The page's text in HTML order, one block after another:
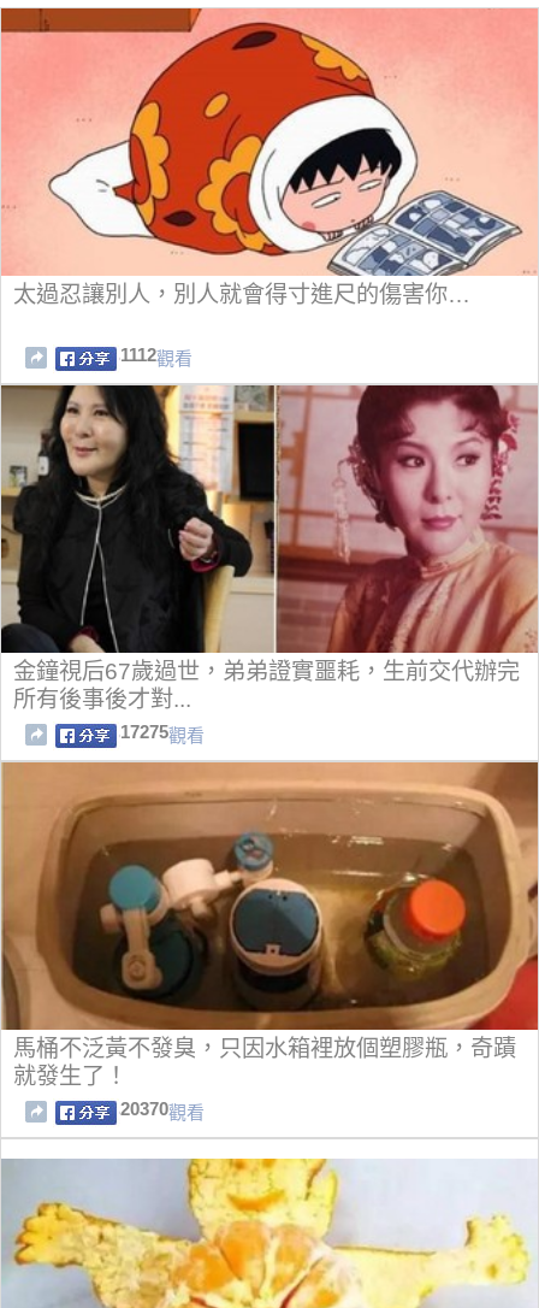
太過忍讓別人，別人就會得寸進尺的傷害你…
1112觀看
金鐘視后67歲過世，弟弟證實噩耗，生前交代辦完
所有後事後才對...
17275觀看
馬桶不泛黃不發臭，只因水箱裡放個塑膠瓶，奇蹟
就發生了！
20370觀看